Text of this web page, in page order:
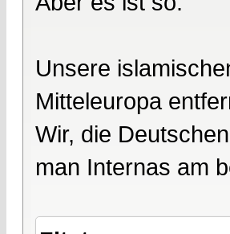
Unsere
Mitteleuropa
Wir, die
man Internas am